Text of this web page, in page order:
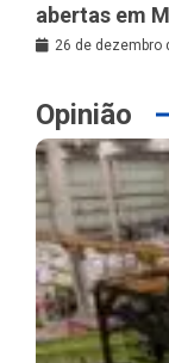
abertas em
26 de dezembro
Opinião